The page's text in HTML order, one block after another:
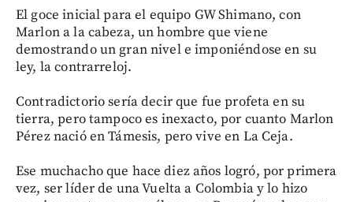
El goce inicial para el equipo GW Shimano, con
Marlon a la cabeza, un hombre que viene
demostrando un gran nivel e imponiéndose en su
ley, la contrarreloj.
Contradictorio sería decir que fue profeta en su
tierra, pero tampoco es inexacto, por cuanto Marlon
Pérez nació en Támesis, pero vive en La Ceja.
Ese muchacho que hace diez años logró, por primera
vez, ser líder de una Vuelta a Colombia y lo hizo